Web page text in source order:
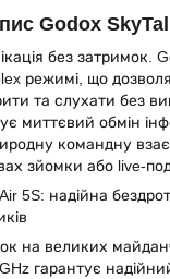
Godox
без затримок.
режимі, що
та слухати без
миттєвий обмін
командну
зйомки або live-
на великих
гарантує